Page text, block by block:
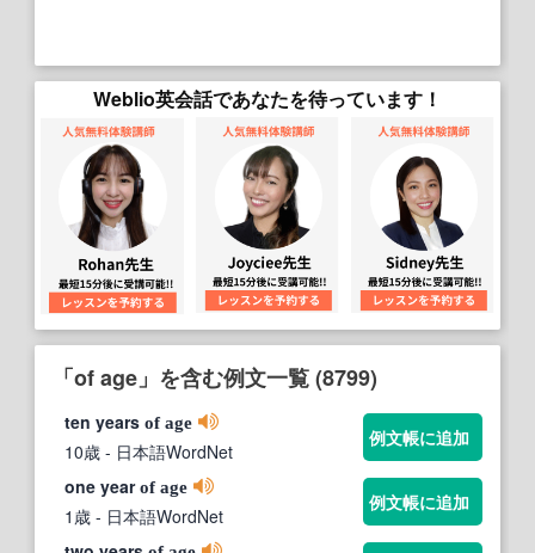
Weblio英会話であなたを待っています！
「of age」を含む例文一覧 (8799)
ten years of age
10歳 - 日本語WordNet
例文帳に追加
one yearof age
1歳 - 日本語WordNet
例文帳に追加